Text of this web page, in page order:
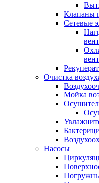
Клапаны
Сетевые
Очистка
Мойка
Насосы